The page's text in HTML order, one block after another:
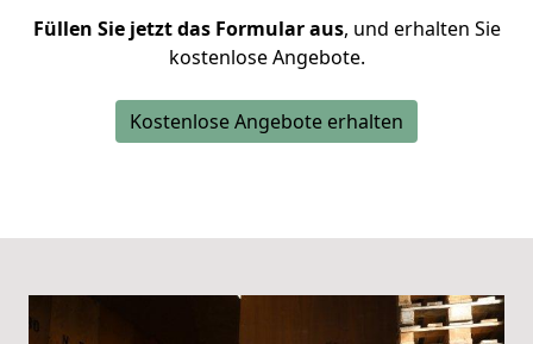
Füllen Sie jetzt das Formular aus, und erhalten Sie
kostenlose Angebote.
Kostenlose Angebote erhalten